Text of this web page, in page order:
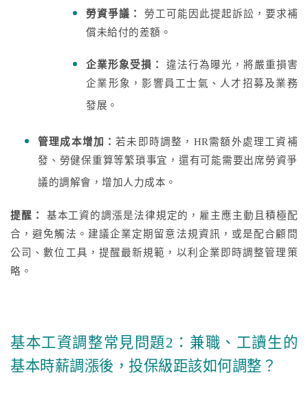
勞資爭議： 勞工可能因此提起訴訟，要求補
償未給付的差額。
企業形象受損： 違法行為曝光，將嚴重損害
企業形象，影響員工士氣、人才招募及業務
發展。
管理成本增加：若未即時調整，HR需額外處理工資補
發、勞健保重算等繁瑣事宜，還有可能需要出席勞資爭
議的調解會，增加人力成本。
提醒：
基本工資的調漲是法律規定的，雇主應主動且積極配
合，避免觸法。建議企業定期留意法規資訊，或是配合顧問
公司、數位工具，提醒最新規範，以利企業即時調整管理策
略。
基本工資調整常見問題2：兼職、工讀生的
基本時薪調漲後，投保級距該如何調整？